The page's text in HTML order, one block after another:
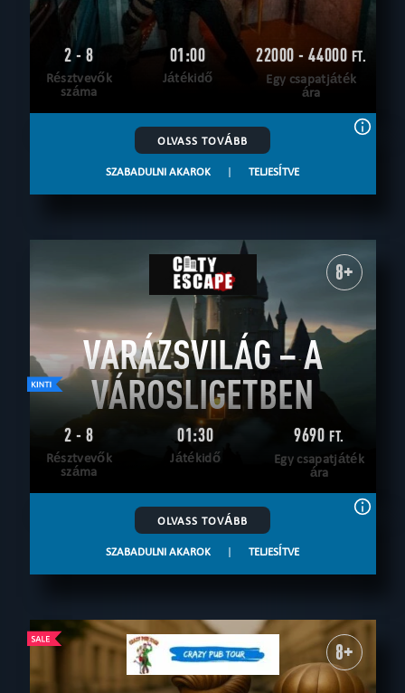
2 - 8
Résztvevők
száma
01:00
Játékidő
22000 - 44000 FT.
Egy csapatjáték
ára
OLVASS TOVÁBB
SZABADULNI AKAROK | TELJESÍTVE
8+
VARÁZSVILÁG – A
VÁROSLIGETBEN
2 - 8
Résztvevők
száma
01:30
Játékidő
9690FT.
Egy csapatjáték
ára
OLVASS TOVÁBB
SZABADULNI AKAROK | TELJESÍTVE
8+